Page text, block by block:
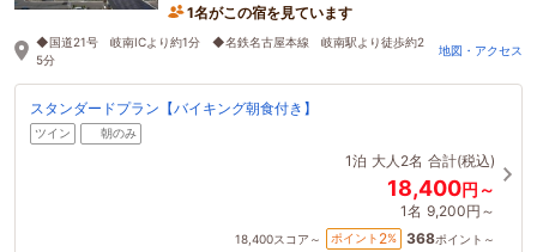
1名がこの宿を見ています
◆国道21号 岐南ICより約1分 ◆名鉄名古屋本線 岐南駅より徒歩約2
5分
地図・アクセス
スタンダードプラン【バイキング朝食付き】
ツイン 朝のみ
1泊 大人2名 合計(税込)
18,400円～
1名 9,200円～
18,400スコア～ ポイント 2% 368ポイント～